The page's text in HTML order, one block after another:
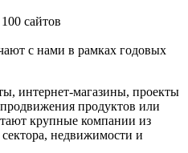
сайтов
с нами в рамках годовых
интернет-магазины, проекты
продуктов или
крупные компании из
недвижимости и